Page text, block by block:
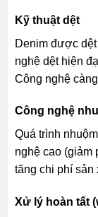
Kỹ thuật dệt
Denim được
nghệ dệt hiện
Công nghệ
Công nghệ
Quá trình
nghệ cao (giảm
tăng chi phí sản
Xử lý hoàn tất